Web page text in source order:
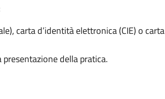
carta d’identità elettronica (CIE) o carta
della pratica.